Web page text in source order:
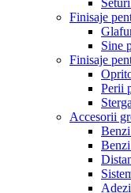
Finisaje
Sine
Finisaje
Perii
Accesorii